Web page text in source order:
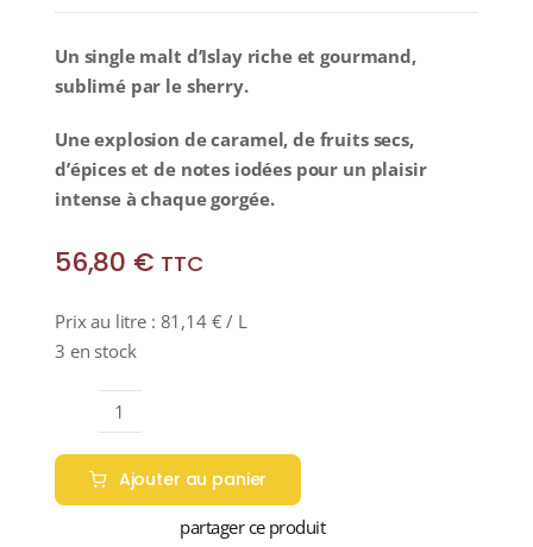
Un single malt d’Islay riche et gourmand,
sublimé par le sherry.
Une explosion de caramel, de fruits secs,
d’épices et de notes iodées pour un plaisir
intense à chaque gorgée.
56,80 € TTC
Prix au litre : 81,14 € / L
3 en stock
quantité
de
BUNNAHABHAIN
Stiuireadair
Ajouter au panier
partager ce produit